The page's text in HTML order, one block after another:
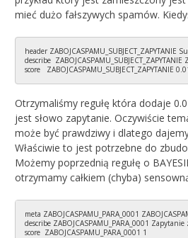
mieć dużo fałszywych spamów.
header
describe
score   ZABOJCASPAMU_SUBJECT_ZAPYTANIE
Otrzymaliśmy regułę która dodaje
jest słowo zapytanie. Oczywiście
może być prawdziwy i dlatego
Właściwie to jest potrzebne do
Możemy poprzednią regułę o
otrzymamy całkiem (chyba)
meta ZABOJCASPAMU_PARA_0001
describe ZABOJCASPAMU_PARA_0001
score  ZABOJCASPAMU_PARA_0001 1